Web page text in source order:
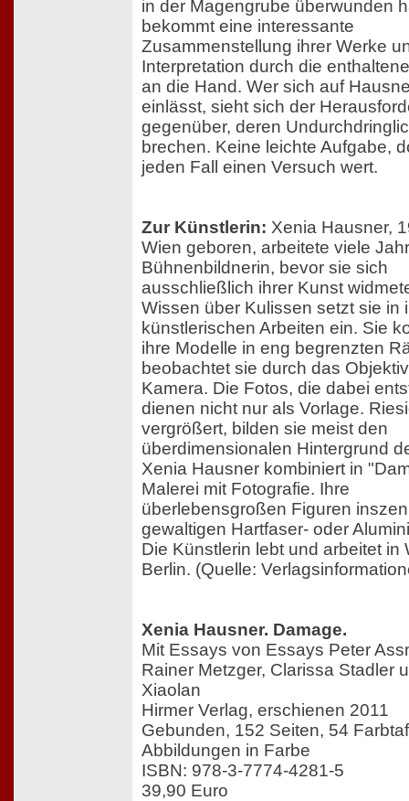
in der Magengrube überwunden
bekommt eine interessante
Zusammenstellung ihrer Werke
Interpretation durch die
an die Hand. Wer sich auf
einlässt, sieht sich der
gegenüber, deren
brechen. Keine leichte Aufgabe,
jeden Fall einen Versuch wert.
Zur Künstlerin: Xenia Hausner,
Wien geboren, arbeitete viele
Bühnenbildnerin, bevor sie sich
ausschließlich ihrer Kunst
Wissen über Kulissen setzt sie in
künstlerischen Arbeiten ein. Sie
ihre Modelle in eng begrenzten
beobachtet sie durch das
Kamera. Die Fotos, die dabei
dienen nicht nur als Vorlage.
vergrößert, bilden sie meist den
überdimensionalen Hintergrund
Xenia Hausner kombiniert in
Malerei mit Fotografie. Ihre
überlebensgroßen Figuren
gewaltigen Hartfaser- oder
Die Künstlerin lebt und arbeitet in
Berlin. (Quelle:
Xenia Hausner. Damage.
Mit Essays von Essays Peter
Rainer Metzger, Clarissa Stadler
Xiaolan
Hirmer Verlag, erschienen 2011
Gebunden, 152 Seiten, 54
Abbildungen in Farbe
ISBN: 978-3-7774-4281-5
39,90 Euro